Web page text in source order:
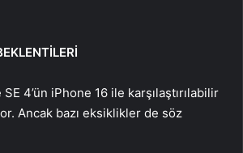
SE 4’ün iPhone 16 ile karşılaştırılabilir
Ancak bazı eksiklikler de söz